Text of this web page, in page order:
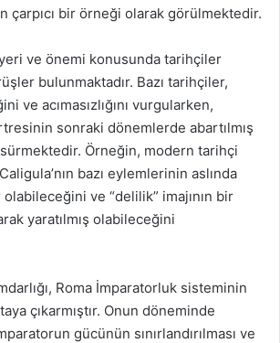
çarpıcı bir örneği olarak görülmektedir.
ve önemi konusunda tarihçiler
bulunmaktadır. Bazı tarihçiler,
ve acımasızlığını vurgularken,
sonraki dönemlerde abartılmış
Örneğin, modern tarihçi
bazı eylemlerinin aslında
ve “delilik” imajının bir
yaratılmış olabileceğini
Roma İmparatorluk sisteminin
çıkarmıştır. Onun döneminde
gücünün sınırlandırılması ve